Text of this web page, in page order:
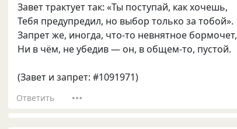
Завет трактует так: «Ты поступай, как хочешь,
Тебя предупредил, но выбор только за тобой».
Запрет же, иногда, что-то невнятное бормочет,
Ни в чём, не убедив — он, в общем-то, пустой.
(Завет и запрет: #1091971)
Ответить